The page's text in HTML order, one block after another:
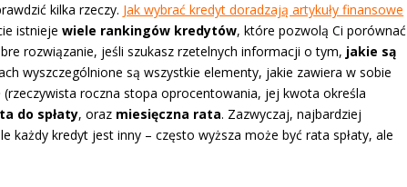
kilka rzeczy. Jak wybrać kredyt doradzają artykuły finansowe
istniejewiele rankingów kredytów, które pozwolą Ci porównać
rozwiązanie, jeśli szukasz rzetelnych informacji o tym, jakie są
wyszczególnione są wszystkie elementy, jakie zawiera w sobie
(rzeczywista roczna stopa oprocentowania, jej kwota określa
do spłaty, oraz miesięczna rata. Zazwyczaj, najbardziej
każdy kredyt jest inny – często wyższa może być rata spłaty, ale